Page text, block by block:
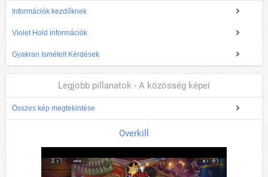
Információk kezdőknek
Violet Hold információk
Gyakran Ismételt Kérdések
Legjobb pillanatok - A közösség képei
Összes kép megtekintése
Overkill